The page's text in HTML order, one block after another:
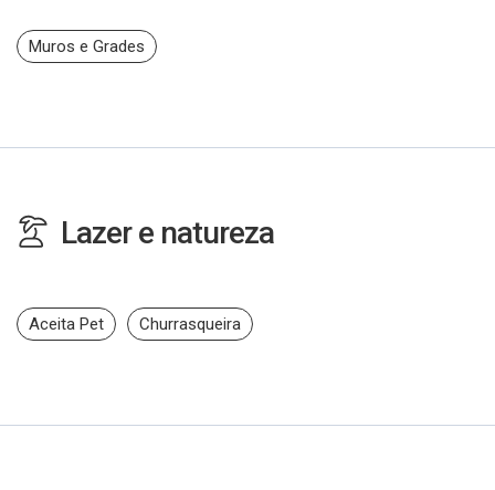
Muros e Grades
Lazer e natureza
Aceita Pet Churrasqueira